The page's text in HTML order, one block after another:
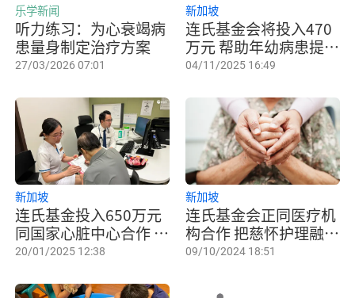
听力练习：为心衰竭病
患量身制定治疗方案
乐学新闻
27/03/2026 07:01
连氏基金会将投入470
万元 帮助年幼病患提高
生活品质
新加坡
04/11/2025 16:49
连氏基金投入650万元
同国家心脏中心合作 为
心脏病患提供慈怀护理
新加坡
20/01/2025 12:38
连氏基金会正同医疗机
构合作 把慈怀护理融入
不同专科
新加坡
09/10/2024 18:51